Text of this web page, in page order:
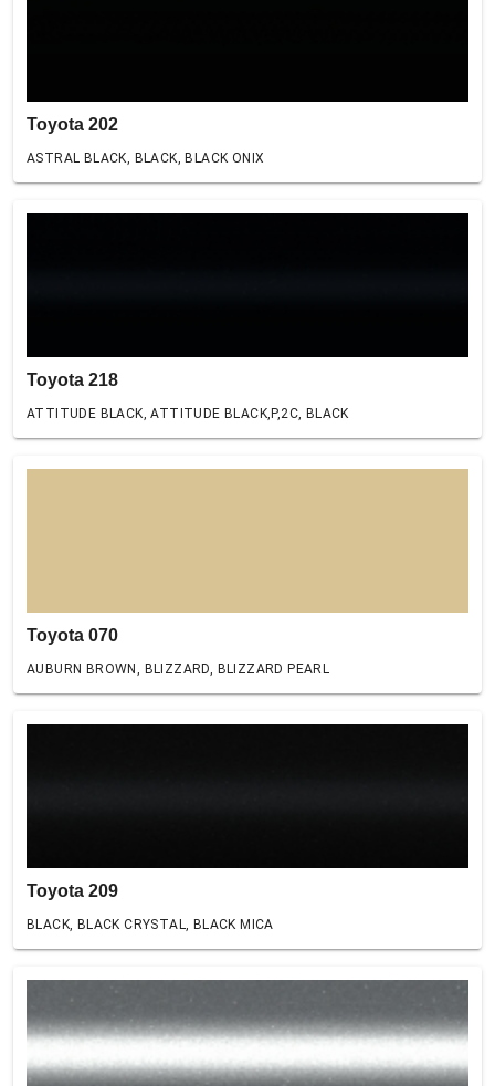
Toyota 202
ASTRAL BLACK, BLACK, BLACK ONIX
Toyota 218
ATTITUDE BLACK, ATTITUDE BLACK,P,2C, BLACK
Toyota 070
AUBURN BROWN, BLIZZARD, BLIZZARD PEARL
Toyota 209
BLACK, BLACK CRYSTAL, BLACK MICA